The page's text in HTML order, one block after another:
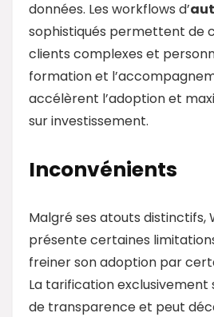
données. Les workflows d’
sophistiqués permettent de
clients complexes et
formation et
accélèrent l’adoption et
sur investissement.
Inconvénients
Malgré ses atouts distinctifs,
présente certaines
freiner son adoption par
La tarification exclusivement
de transparence et peut